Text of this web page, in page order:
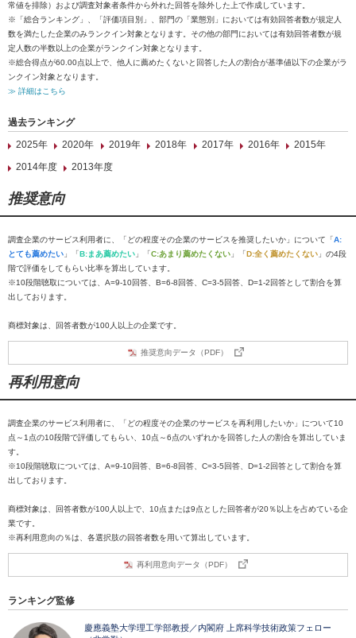
常値を排除）および調査対象者条件から外れた回答を除外した上で作成しています。
※「総合ランキング」、「評価項目別」、部門の「業態別」においては有効回答者数が規定人
数を満たした企業のみランクイン対象となります。その他の部門においては有効回答者数が規
定人数の半数以上の企業がランクイン対象となります。
※総合得点が60.00点以上で、他人に薦めたくないと回答した人の割合が基準値以下の企業がラ
ンクイン対象となります。
≫ 詳細はこちら
過去ランキング
2025年
2020年 2019年 2018年 2017年 2016年
2015年
2014年度
2013年度
推奨意向
調査企業のサービス利用者に、「どの程度その企業のサービスを推奨したいか」について「A:
とても薦めたい 」「B:まあ薦めたい 」「C:あまり薦めたくない 」「D:全く薦めたくない 」の4段
階で評価をしてもらい比率を算出しています。
※10段階聴取については、A=9-10回答、B=6-8回答、C=3-5回答、D=1-2回答として割合を算
出しております。
商標対象は、回答者数が100人以上の企業です。
推奨意向データ（PDF）
再利用意向
調査企業のサービス利用者に、「どの程度その企業のサービスを再利用したいか」について10
点～1点の10段階で評価してもらい、10点～6点のいずれかを回答した人の割合を算出していま
す。
※10段階聴取については、A=9-10回答、B=6-8回答、C=3-5回答、D=1-2回答として割合を算
出しております。
商標対象は、回答者数が100人以上で、10点または9点とした回答者が20％以上を占めている企
業です。
※再利用意向の％は、各選択肢の回答者数を用いて算出しています。
再利用意向データ（PDF）
ランキング監修
慶應義塾大学理工学部教授／内閣府 上席科学技術政策フェロー